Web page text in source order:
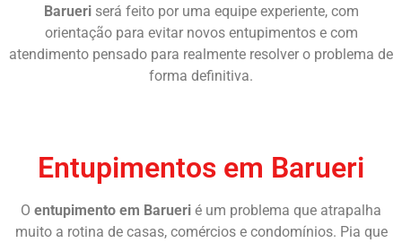
Barueriserá feito por uma equipe experiente, com
orientação para evitar novos entupimentos e com
atendimento pensado para realmente resolver o problema de
forma definitiva.
Entupimentos em Barueri
O entupimento em Barueri é um problema que atrapalha
muito a rotina de casas, comércios e condomínios. Pia que